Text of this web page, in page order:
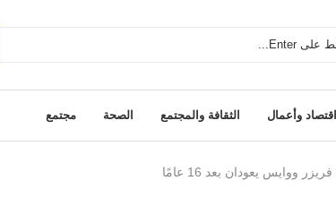
اقتصاد وأعمال الثقافة والمجتمع الصحة مجتمع
ووايس يعودان بعد 16 عامًا